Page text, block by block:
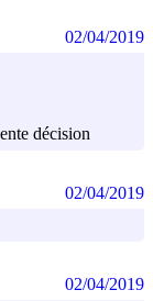
décision
02/04/2019
02/04/2019
02/04/2019